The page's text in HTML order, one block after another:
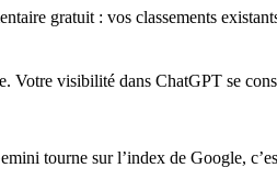
gratuit : vos classements
Votre visibilité dans ChatGPT se
tourne sur l’index de Google,